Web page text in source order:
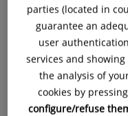
El Hospital Quirónsalud
equipo de
centro- para atender a
anestésico, desde el
recuperación post
parties (located in
guarantee an
user
services and
the analysis of
cookies by
configure/refuse